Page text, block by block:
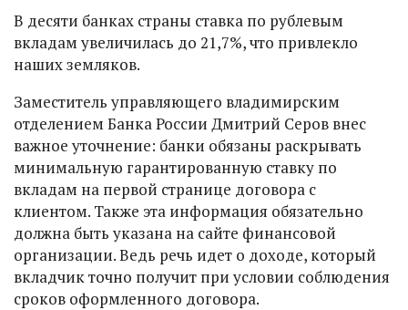
В десяти банках страны ставка по рублевым
вкладам увеличилась до 21,7%, что привлекло
наших земляков.
Заместитель управляющего владимирским
отделением Банка России Дмитрий Серов внес
важное уточнение: банки обязаны раскрывать
минимальную гарантированную ставку по
вкладам на первой странице договора с
клиентом. Также эта информация обязательно
должна быть указана на сайте финансовой
организации. Ведь речь идет о доходе, который
вкладчик точно получит при условии соблюдения
сроков оформленного договора.